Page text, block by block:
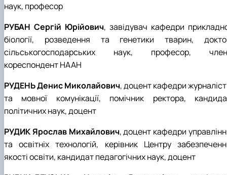
наук, професор
РУБАН Сергій Юрійович, завідувач кафедри
біології, розведення та генетики тварин,
сільськогосподарських наук, професор,
кореспондент НААН
РУДЕНЬ Денис Миколайович, доцент кафедри
та мовної комунікації, помічник ректора,
політичних наук, доцент
РУДИК Ярослав Михайлович, доцент кафедри
та освітніх технологій, керівник Центру
якості освіти, кандидат педагогічних наук, доцент